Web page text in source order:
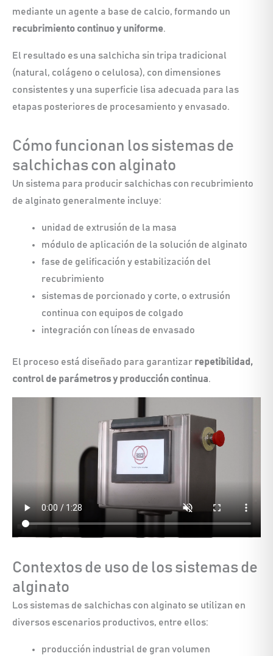
mediante un agente a base de calcio, formando un
recubrimiento continuo y uniforme.
El resultado es una salchicha sin tripa tradicional
(natural, colágeno o celulosa), con dimensiones
consistentes y una superficie lisa adecuada para las
etapas posteriores de procesamiento y envasado.
Cómo funcionan los sistemas de
salchichas con alginato
Un sistema para producir salchichas con recubrimiento
de alginato generalmente incluye:
unidad de extrusión de la masa
módulo de aplicación de la solución de alginato
fase de gelificación y estabilización del
recubrimiento
sistemas de porcionado y corte, o extrusión
continua con equipos de colgado
integración con líneas de envasado
El proceso está diseñado para garantizar repetibilidad,
control de parámetros y producción continua.
Contextos de uso de los sistemas de
alginato
Los sistemas de salchichas con alginato se utilizan en
diversos escenarios productivos, entre ellos:
producción industrial de gran volumen